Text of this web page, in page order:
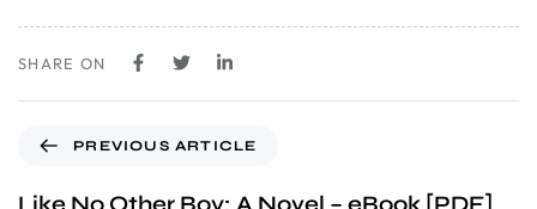
SHARE ON
PREVIOUS ARTICLE